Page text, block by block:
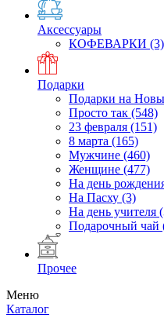
Аксессуары
КОФЕВАРКИ (3)
Подарки
Подарки на
Просто так (548)
23 февраля (151)
8 марта (165)
Мужчине (460)
Женщине (477)
На день
На Пасху (3)
На день учителя
Подарочный чай
Прочее
Меню
Каталог